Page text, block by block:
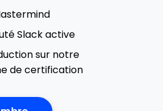
Slack active
sur notre
de certification